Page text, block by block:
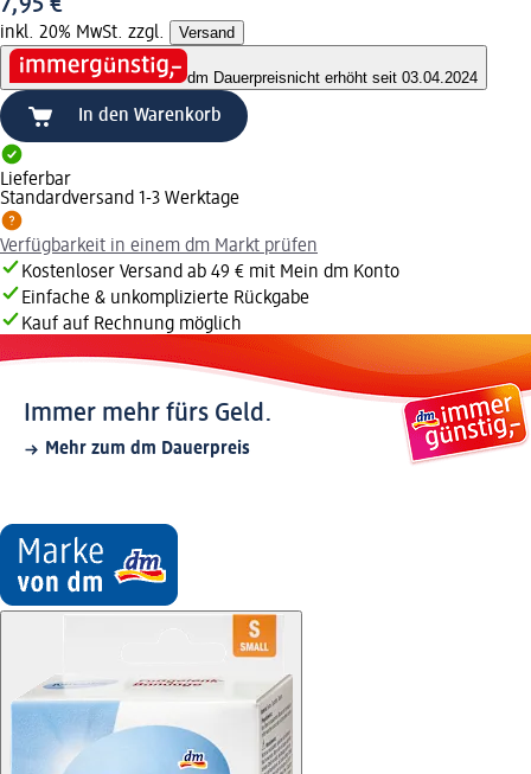
inkl. 20% MwSt. zzgl. Versand
dm Dauerpreisnicht erhöht seit 03.04.2024
In den Warenkorb
Lieferbar
Standardversand 1-3 Werktage
Verfügbarkeit in einem dm Markt prüfen
Kostenloser Versand ab 49 € mit Mein dm Konto
Einfache & unkomplizierte Rückgabe
Kauf auf Rechnung möglich
Immer mehr fürs Geld.
Mehr zum dm Dauerpreis